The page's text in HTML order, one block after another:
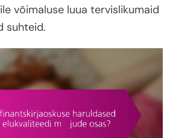
võimaluse luua tervislikumaid
suhteid.